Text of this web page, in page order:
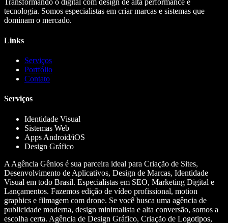
Transformando o digital com design de alta performance e
tecnologia. Somos especialistas em criar marcas e sistemas que
dominam o mercado.
Links
Serviços
Portfólio
Contato
Serviços
Identidade Visual
Sistemas Web
Apps Android/iOS
Design Gráfico
A Agência Gênios é sua parceira ideal para Criação de Sites,
Desenvolvimento de Aplicativos, Design de Marcas, Identidade
Visual em todo Brasil. Especialistas em SEO, Marketing Digital e
Lançamentos. Fazemos edição de vídeo profissional, motion
graphics e filmagem com drone. Se você busca uma agência de
publicidade moderna, design minimalista e alta conversão, somos a
escolha certa. Agência de Design Gráfico, Criação de Logotipos,